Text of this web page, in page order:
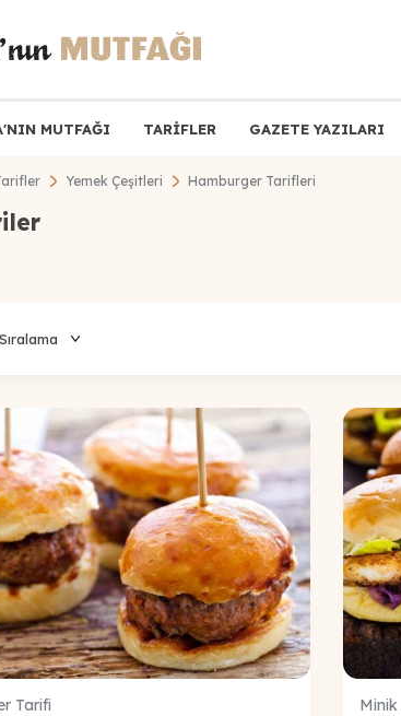
MUTFAĞI TARİFLER GAZETE YAZILARI
Yemek Çeşitleri Hamburger Tarifleri
Tarifi Minik